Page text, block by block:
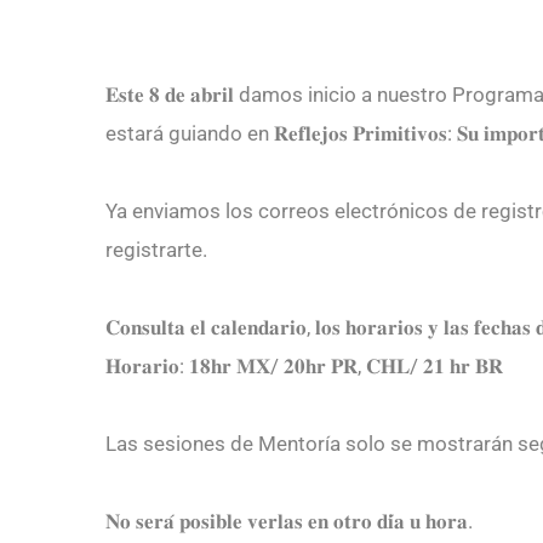
𝐄𝐬𝐭𝐞 𝟖 𝐝𝐞 𝐚𝐛𝐫𝐢𝐥 damos inicio a nuestro
estará guiando en 𝐑𝐞𝐟𝐥𝐞𝐣𝐨𝐬 𝐏𝐫𝐢𝐦𝐢𝐭𝐢𝐯𝐨𝐬: 𝐒𝐮
Ya enviamos los correos electrónicos de
registrarte.
𝐂𝐨𝐧𝐬𝐮𝐥𝐭𝐚 𝐞𝐥 𝐜𝐚𝐥𝐞𝐧𝐝𝐚𝐫𝐢𝐨, 𝐥𝐨𝐬 𝐡𝐨𝐫𝐚𝐫𝐢𝐨𝐬 𝐲 𝐥𝐚𝐬
𝐇𝐨𝐫𝐚𝐫𝐢𝐨: 𝟏𝟖𝐡𝐫 𝐌𝐗/ 𝟐𝟎𝐡𝐫 𝐏𝐑, 𝐂𝐇𝐋/ 𝟐𝟏 𝐡𝐫 𝐁𝐑
Las sesiones de Mentoría solo se mostrarán
𝐍𝐨 𝐬𝐞𝐫𝐚́ 𝐩𝐨𝐬𝐢𝐛𝐥𝐞 𝐯𝐞𝐫𝐥𝐚𝐬 𝐞𝐧 𝐨𝐭𝐫𝐨 𝐝𝐢́𝐚 𝐮 𝐡𝐨𝐫𝐚.